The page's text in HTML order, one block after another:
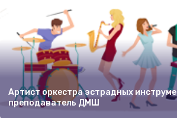
Артист оркестра эстрадных
преподаватель ДМШ